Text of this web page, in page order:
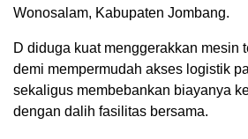
Wonosalam, Kabupaten Jombang.
D diduga kuat menggerakkan mesin
demi mempermudah akses logistik
sekaligus membebankan biayanya
dengan dalih fasilitas bersama.